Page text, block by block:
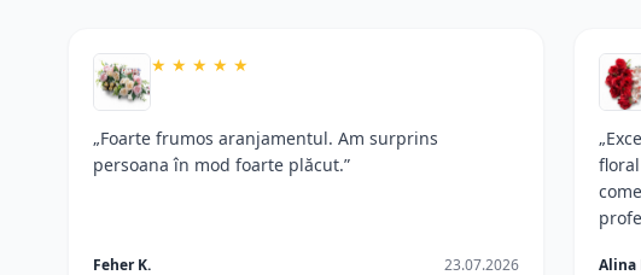
★ ★ ★ ★ ★
„Foarte frumos aranjamentul. Am surprins
persoana în mod foarte plăcut.”
Feher K. 23.07.2026 Alina